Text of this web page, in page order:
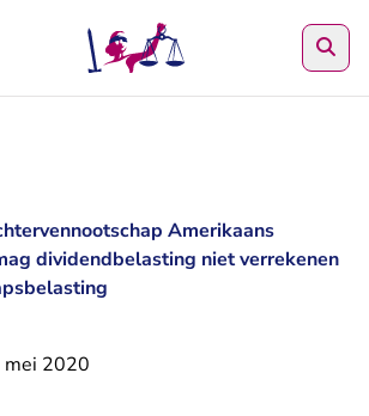
Amerikaans
dividendbelasting niet verrekenen
mei 2020